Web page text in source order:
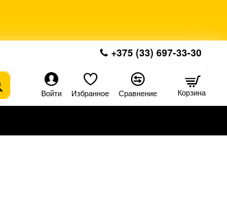
+375 (33) 697-33-30
Войти Избранное Сравнение Корзина